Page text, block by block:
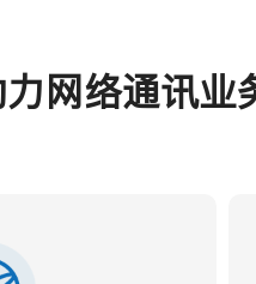
网络通讯业